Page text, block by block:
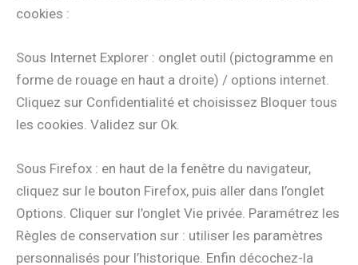
cookies :
Sous Internet Explorer : onglet outil (pictogramme en
forme de rouage en haut a droite) / options internet.
Cliquez sur Confidentialité et choisissez Bloquer tous
les cookies. Validez sur Ok.
Sous Firefox : en haut de la fenêtre du navigateur,
cliquez sur le bouton Firefox, puis aller dans l’onglet
Options. Cliquer sur l’onglet Vie privée. Paramétrez les
Règles de conservation sur : utiliser les paramètres
personnalisés pour l’historique. Enfin décochez-la